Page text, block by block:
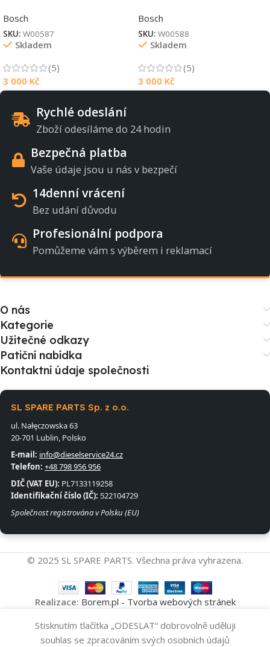
Bosch
SKU: W00587
Skladem
(5)
3 000 Kč
Bosch
SKU: W00588
Skladem
(5)
3 000 Kč
Rychlé odeslání
Zboží odesíláme do 24 hodin
Bezpečná platba
Vaše údaje jsou u nás v bezpečí
14denní vrácení
Bez udání důvodu
Profesionální podpora
Pomůžeme vám s výběrem i reklamací
O nás
Kategorie
Užitečné odkazy
Patiční nabídka
Kontaktní údaje společnosti
SL SPARE PARTS Sp. z o.o.
ul. Nałęczowska 63
20-701 Lublin, Polsko
E-mail: info@dieselservice24.cz
Telefon: +48 798 956 956
DIČ (VAT EU): PL7133119258
Identifikační číslo (IČ): 522104729
Společnost registrována v Polsku (EU)
© 2025 SL SPARE PARTS. Všechna práva vyhrazena.
Realizace: Borem.pl - Tvorba webových stránek
Stisknutím tlačítka „ODESLAT“ dobrovolně uděluji
souhlas se zpracováním svých osobních údajů
Vysokotlakové
Čerpadlo
0445010106
10
Přidat Do